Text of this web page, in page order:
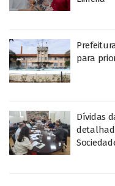
para
Dívidas